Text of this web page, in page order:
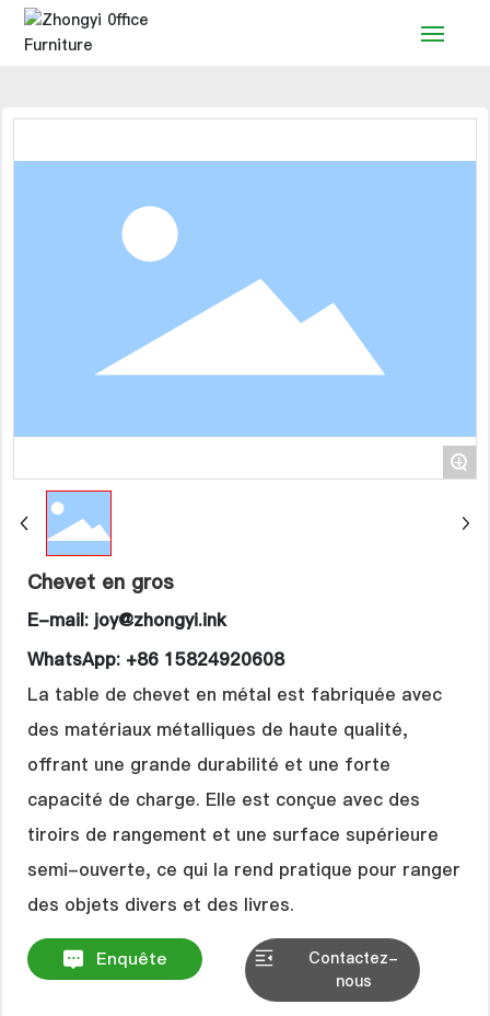
Contact
Langue
+
Chevet en gros
E-mail: joy@zhongyi.ink
WhatsApp: +86 15824920608
La table de chevet en métal est fabriquée avec
des matériaux métalliques de haute qualité,
offrant une grande durabilité et une forte
capacité de charge. Elle est conçue avec des
tiroirs de rangement et une surface supérieure
semi-ouverte, ce qui la rend pratique pour ranger
Enquête
Contactez-
nous